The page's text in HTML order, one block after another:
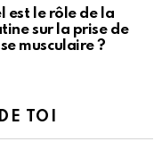
est le rôle de la
sur la prise de
musculaire ?
TOI